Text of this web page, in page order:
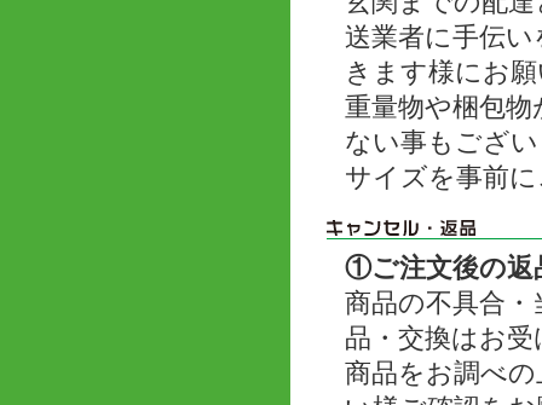
送業者に手伝
きます様にお
重量物や梱包
ない事もござ
サイズを事前
①ご注文後の返
商品の不具合
品・交換はお
商品をお調べ